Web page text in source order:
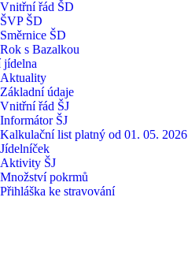
Vnitřní řád ŠD
ŠVP ŠD
Směrnice ŠD
Rok s Bazalkou
jídelna
Aktuality
Základní údaje
Vnitřní řád ŠJ
Informátor ŠJ
Kalkulační list platný od 01. 05. 2026
Jídelníček
Aktivity ŠJ
Množství pokrmů
Přihláška ke stravování